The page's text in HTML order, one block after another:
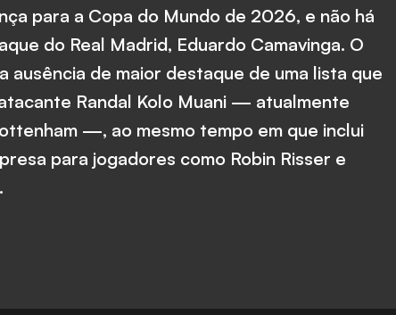
para a Copa do Mundo de 2026, e não há
do Real Madrid, Eduardo Camavinga. O
ausência de maior destaque de uma lista que
Randal Kolo Muani — atualmente
—, ao mesmo tempo em que inclui
para jogadores como Robin Risser e